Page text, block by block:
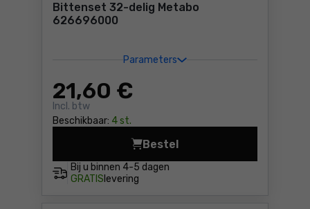
Bittenset 32-delig Metabo
626696000
Parameters
21,60 €
Incl. btw
Beschikbaar: 4 st.
Bij u binnen 4-5 dagen
GRATIS levering
Bestel
Bittenset 32-delig Metabo